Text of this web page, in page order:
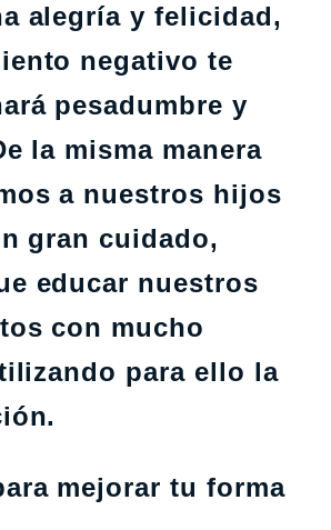
alegría y felicidad,
negativo te
pesadumbre y
la misma manera
a nuestros hijos
gran cuidado,
educar nuestros
con mucho
para ello la
mejorar tu forma